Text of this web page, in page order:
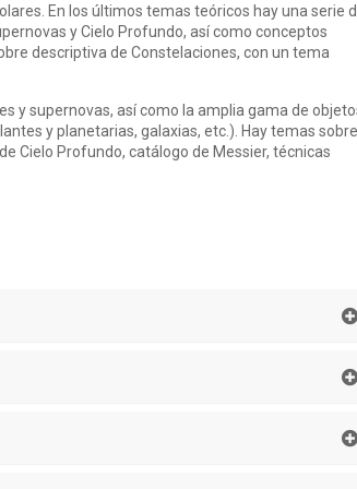
En los últimos temas teóricos hay una serie
y Cielo Profundo, así como conceptos
descriptiva de Constelaciones, con un tema
y supernovas, así como la amplia gama de
y planetarias, galaxias, etc.). Hay temas
Cielo Profundo, catálogo de Messier, técnicas
profundizar su conocimiento tanto en teoría
en la calle Mayor, 6. 2ª planta, oficina 5,